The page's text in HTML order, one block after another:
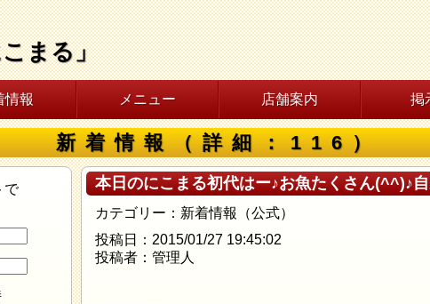
まる」
情報 メニュー 店舗案内 掲
新着情報（詳細：116）
本日のにこまる初代はー♪お魚たくさん(^^)♪
カテゴリー：新着情報（公式）
投稿日：2015/01/27 19:45:02
投稿者：管理人
で